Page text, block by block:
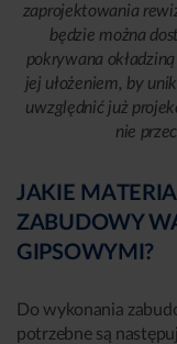
zaprojektowania
będzie można
pokrywana
jej ułożeniem, by
uwzględnić już
nie
JAKIE
ZABUDOWY
GIPSOWYMI?
Do wykonania
potrzebne są